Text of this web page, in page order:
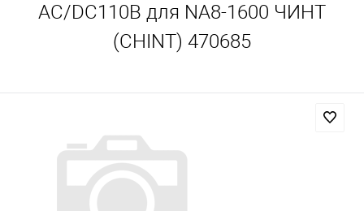
AС/DC110В для NA8-1600 ЧИНТ
(CHINT) 470685